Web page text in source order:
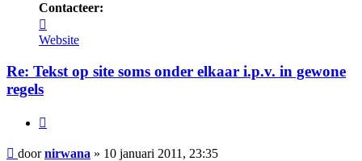
Contacteer:
nirwana
Website
Re: Tekst op site soms onder elkaar i.p.v. in gewone
regels
Bericht
doornirwana » 10 januari 2011, 23:35